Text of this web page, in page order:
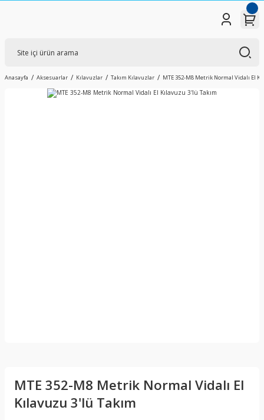
Anasayfa Aksesuarlar Kılavuzlar Takım Kılavuzlar MTE 352-M8 Metrik Normal Vidalı El
MTE 352-M8 Metrik Normal Vidalı El
Kılavuzu 3'lü Takım